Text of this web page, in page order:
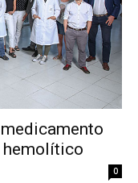
hemolítico
0